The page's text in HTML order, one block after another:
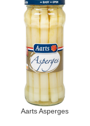
Aarts Asperges